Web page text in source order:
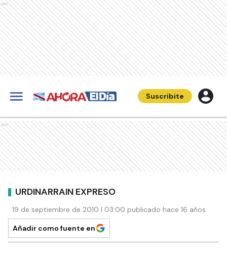
Ads
Suscribite
Ads
URDINARRAIN EXPRESO
19 de septiembre de 2010 | 03:00 publicado hace 16 años
Añadir como fuente en